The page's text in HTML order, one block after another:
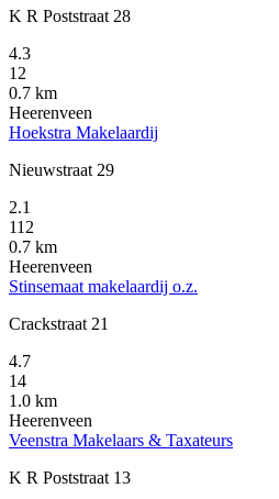
K R Poststraat 28
4.3
12
0.7 km
Heerenveen
Hoekstra Makelaardij
Nieuwstraat 29
2.1
112
0.7 km
Heerenveen
Stinsemaat makelaardij o.z.
Crackstraat 21
4.7
14
1.0 km
Heerenveen
Veenstra Makelaars & Taxateurs
K R Poststraat 13